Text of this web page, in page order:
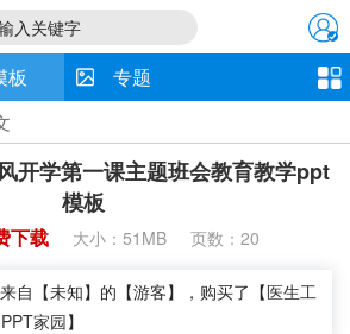
入关键字
板 专题
开学第一课主题班会教育教学ppt
模板
下载 大小： 51MB 页数： 20
自【未知】的【游客】，购买了【医生工
家园】